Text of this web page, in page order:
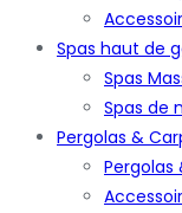
Spas haut de
Spas
Spas de
Pergolas &
Pergolas